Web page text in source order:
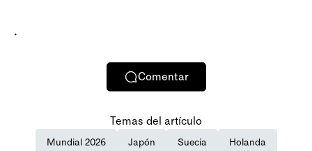
.
Comentar
Temas del artículo
Mundial 2026 Japón Suecia Holanda